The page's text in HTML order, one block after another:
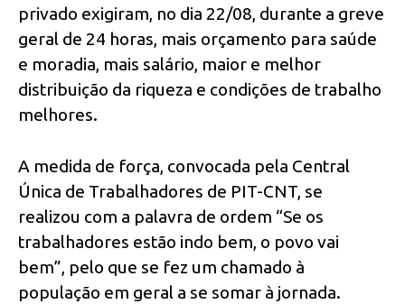
privado exigiram, no dia 22/08, durante a greve
geral de 24 horas, mais orçamento para saúde
e moradia, mais salário, maior e melhor
distribuição da riqueza e condições de trabalho
melhores.
A medida de força, convocada pela Central
Única de Trabalhadores de PIT-CNT, se
realizou com a palavra de ordem “Se os
trabalhadores estão indo bem, o povo vai
bem”, pelo que se fez um chamado à
população em geral a se somar à jornada.